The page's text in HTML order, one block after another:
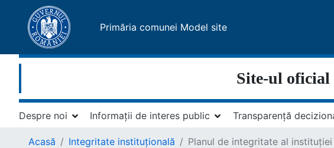
Primăria comunei Model site
Site-ul
Despre noi Informații de interes public Transparență
Acasă Integritate instituțională Planul de integritate al instituției